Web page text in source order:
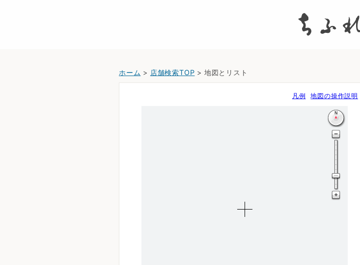
ホーム > 店舗検索TOP > 地図とリスト
凡例 地図の操作説明